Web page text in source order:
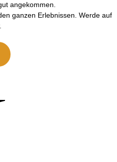
angekommen.
ganzen Erlebnissen. Werde auf